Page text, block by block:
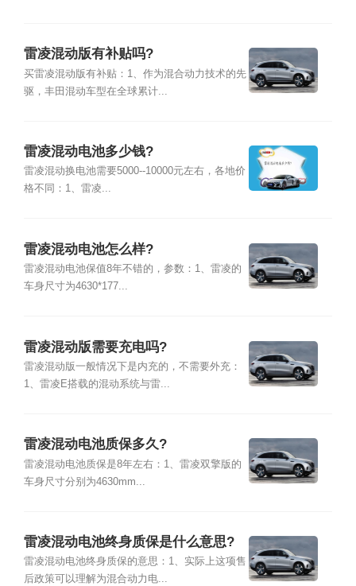
雷凌混动版有补贴吗?
买雷凌混动版有补贴：1、作为混合动力技术的先
驱，丰田混动车型在全球累计...
雷凌混动电池多少钱?
雷凌混动换电池需要5000--10000元左右，各地价
格不同：1、雷凌...
雷凌混动电池怎么样?
雷凌混动电池保值8年不错的，参数：1、雷凌的
车身尺寸为4630*177...
雷凌混动版需要充电吗?
雷凌混动版一般情况下是内充的，不需要外充：
1、雷凌E搭载的混动系统与雷...
雷凌混动电池质保多久?
雷凌混动电池质保是8年左右：1、雷凌双擎版的
车身尺寸分别为4630mm...
雷凌混动电池终身质保是什么意思?
雷凌混动电池终身质保的意思：1、实际上这项售
后政策可以理解为混合动力电...